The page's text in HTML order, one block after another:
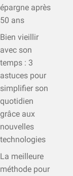
épargne après
50 ans
Bien vieillir
avec son
temps : 3
astuces pour
simplifier son
quotidien
grâce aux
nouvelles
technologies
La meilleure
méthode pour